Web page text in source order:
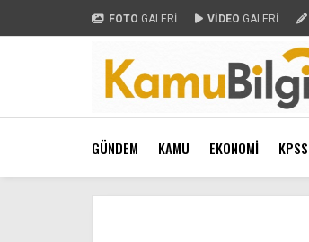
FOTO GALERİ VİDEO GALERİ
GÜNDEM KAMU EKONOMİ KPSS